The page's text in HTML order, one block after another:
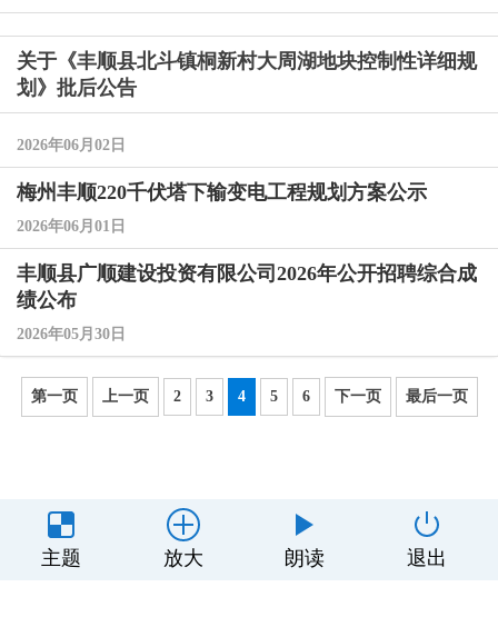
关于《丰顺县北斗镇桐新村大周湖地块控制性详细规
划》批后公告
2026年06月02日
梅州丰顺220千伏塔下输变电工程规划方案公示
2026年06月01日
丰顺县广顺建设投资有限公司2026年公开招聘综合成
绩公布
2026年05月30日
第一页 上一页 2 3 4 5 6 下一页 最后一页
主办单位：丰顺县人民政府办公室
制作维护：丰顺县政务服务和数据管理局
主题 放大 朗读 退出